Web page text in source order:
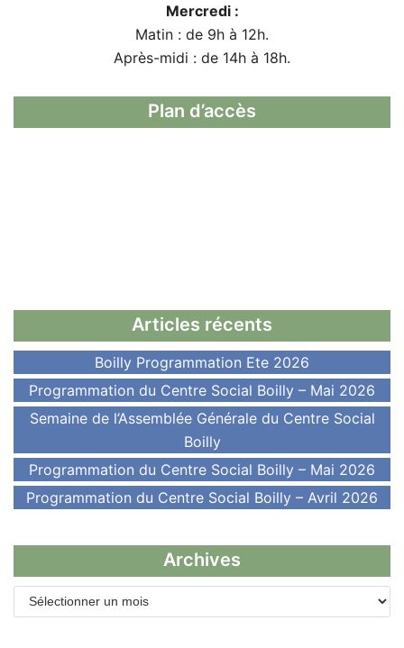
Mercredi :
Matin : de 9h à 12h.
Après-midi : de 14h à 18h.
Plan d’accès
Articles récents
Boilly Programmation Ete 2026
Programmation du Centre Social Boilly – Mai 2026
Semaine de l’Assemblée Générale du Centre Social
Boilly
Programmation du Centre Social Boilly – Mai 2026
Programmation du Centre Social Boilly – Avril 2026
Archives